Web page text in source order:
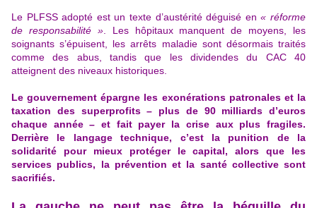
Le PLFSS adopté est un texte d’austérité déguisé en« réforme
de responsabilité ». Les hôpitaux manquent de moyens, les
soignants s’épuisent, les arrêts maladie sont désormais traités
comme des abus, tandis que les dividendes du CAC 40
atteignent des niveaux historiques
Le gouvernement épargne les exonérations patronales et la
taxation des superprofits – plus de 90 milliards d’euros
chaque année – et fait payer la crise aux plus fragiles.
Derrière le langage technique, c’est la punition de la
solidarité pour mieux protéger le capital, alors que les
services publics, la prévention et la santé collective sont
sacrifiés.